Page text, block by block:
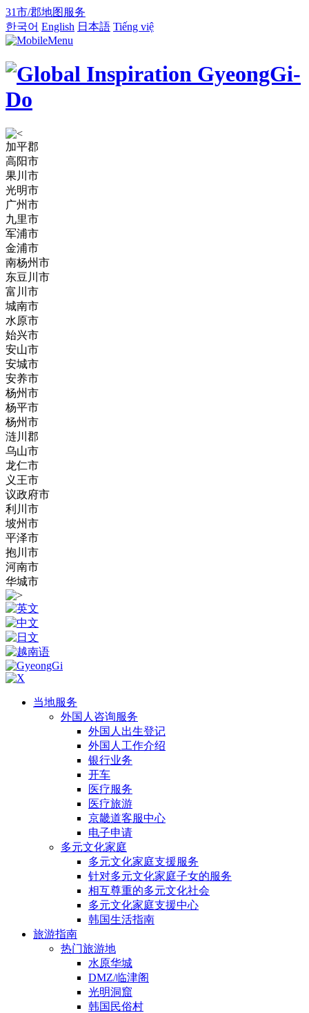
31市/郡地图服务
한국어 English 日本語 Tiếng việ
加平郡
高阳市
果川市
光明市
广州市
九里市
军浦市
金浦市
南杨州市
东豆川市
富川市
城南市
水原市
始兴市
安山市
安城市
安养市
杨州市
杨平市
杨州市
涟川郡
乌山市
龙仁市
义王市
议政府市
利川市
坡州市
平泽市
抱川市
河南市
华城市
当地服务
外国人咨询服务
外国人出生登记
外国人工作介绍
银行业务
开车
医疗服务
医疗旅游
京畿道客服中心
电子申请
多元文化家庭
多元文化家庭支援服务
针对多元文化家庭子女的服务
相互尊重的多元文化社会
多元文化家庭支援中心
韩国生活指南
旅游指南
热门旅游地
水原华城
DMZ/临津阁
光明洞窟
韩国民俗村